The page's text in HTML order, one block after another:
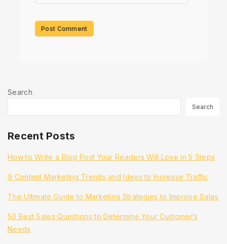
Search
Search
Recent Posts
How to Write a Blog Post Your Readers Will Love in 5 Steps
9 Content Marketing Trends and Ideas to Increase Traffic
The Ultimate Guide to Marketing Strategies to Improve Sales
50 Best Sales Questions to Determine Your Customer’s
Needs